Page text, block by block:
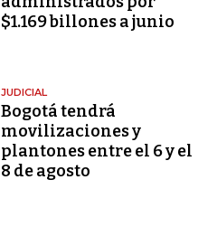
$1.169 billones a junio
JUDICIAL
Bogotá tendrá
movilizaciones y
plantones entre el 6 y el
8 de agosto